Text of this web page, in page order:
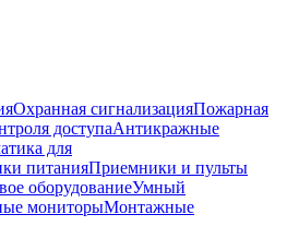
Охранная сигнализацияПожарная
доступаАнтикражные
для
питанияПриемники и пульты
оборудованиеУмный
мониторыМонтажные